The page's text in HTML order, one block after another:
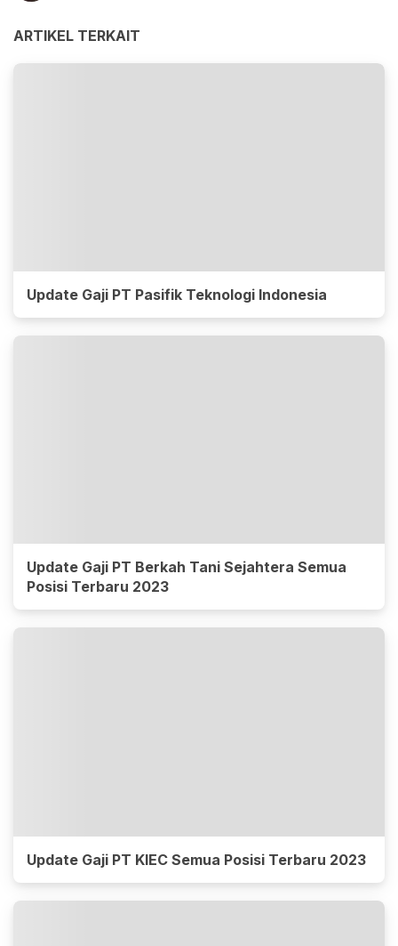
ARTIKEL TERKAIT
Update Gaji PT Pasifik Teknologi Indonesia
Update Gaji PT Berkah Tani Sejahtera Semua
Posisi Terbaru 2023
Update Gaji PT KIEC Semua Posisi Terbaru 2023